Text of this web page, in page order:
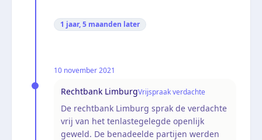
1 jaar, 5 maanden later
10 november 2021
Rechtbank LimburgVrijspraak verdachte
De rechtbank Limburg sprak de verdachte
vrij van het tenlastegelegde openlijk
geweld. De benadeelde partijen werden